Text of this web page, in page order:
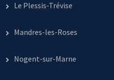
Le Plessis-Trévise
Mandres-les-Roses
Nogent-sur-Marne